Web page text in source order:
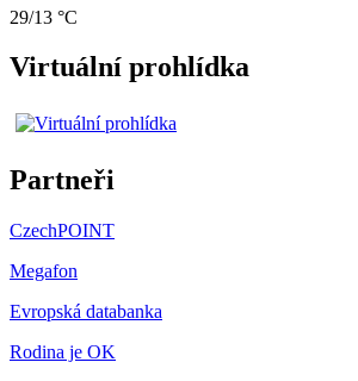
29/13 °C
Virtuální prohlídka
Partneři
CzechPOINT
Megafon
Evropská databanka
Rodina je OK